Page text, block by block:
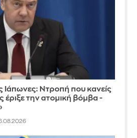
Ιάπωνες: Ντροπή που κανείς
έριξε την ατομική βόμβα -